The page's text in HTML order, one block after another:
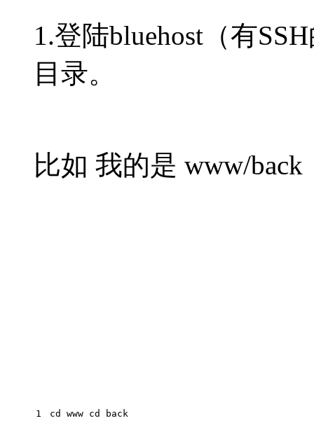
1.登陆bluehost（有
目录。
比如 我的是 www/back
cd www cd back